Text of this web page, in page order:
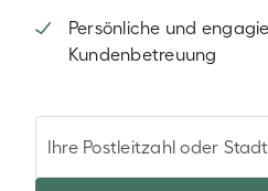
Persönliche und
Kundenbetreuung
Ihre Postleitzahl oder Stadt